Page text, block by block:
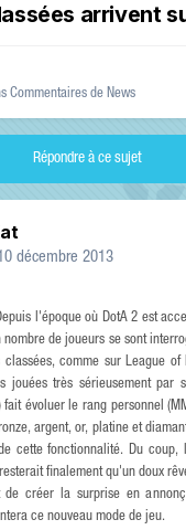
arrivent
Commentaires de News
Répondre à ce sujet
décembre 2013
l'époque où DotA 2 est
nombre de joueurs se sont
comme sur League of
jouées très sérieusement par
évoluer le rang personnel
argent, or, platine et
cette fonctionnalité. Du coup,
finalement qu'un doux
de créer la surprise en
ce nouveau mode de jeu.